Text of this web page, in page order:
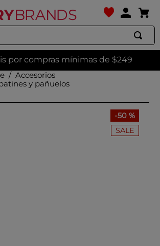
por compras mínimas de $249
Accesorios
y pañuelos
-50 %
SALE